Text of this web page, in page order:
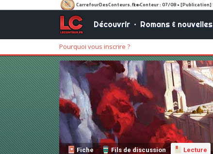
Découvrir• Romans & nouvelles
Pourquoi vous inscrire ?
Fiche Fils de discussion Lecture